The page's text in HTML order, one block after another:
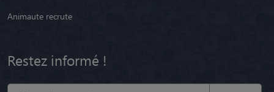
Animaute recrute
Restez informé !